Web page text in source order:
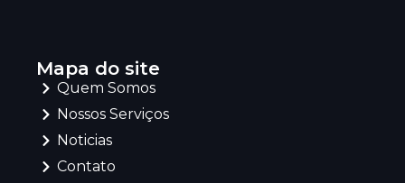
Mapa do site
Quem Somos
Nossos Serviços
Noticias
Contato